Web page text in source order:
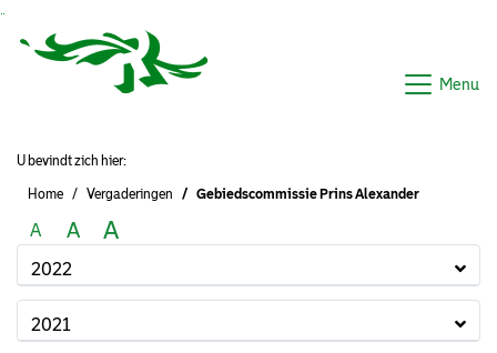
Menu
U bevindt zich hier:
Home Vergaderingen Gebiedscommissie Prins Alexander
A A A
2022
2021